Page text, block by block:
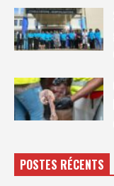
POSTES RÉCENTS